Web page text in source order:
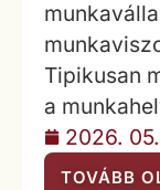
Tipikusan
a
2026. 05.
TOVÁBB